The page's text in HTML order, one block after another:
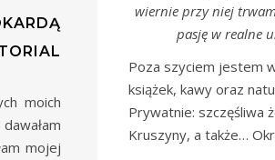
moich
mojej
wiernie przy niej
pasję w realne
Poza szyciem jestem
książek, kawy oraz
Prywatnie: szczęśliwa
Kruszyny, a także…